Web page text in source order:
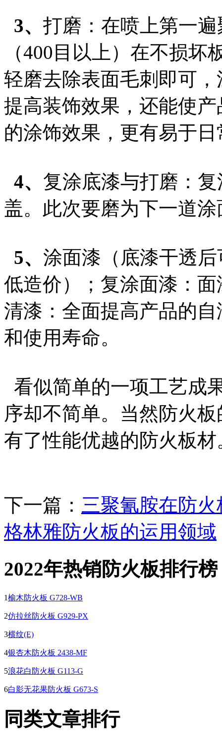
3、 打磨：在喷上第一
（400目以上）在不损
轻磨去除表面毛刺即可
提高装饰效果，还能使
的涂饰效果，更有易于
4、 复涂底漆与打磨：
盖。此次要磨为下一道
5、 涂面漆（底漆干透
低造价）；复涂面漆：
清漆：全面提高产品的
和使用寿命。
看似简单的一项工艺成
序却不简单。当然防火
有了性能优越的防火板材
下一篇： 三聚氰胺在防
格林雅防火板的运用领域
2022年热销防火板排行榜
1榆木防火板 G728-WB
2仿拉丝防火板 G929-PX
3横纹(E)
4银杏木防火板 2438-MF
5浪花白防火板 G113-G
6白影无花果防火板 G673-S
同类文章排行